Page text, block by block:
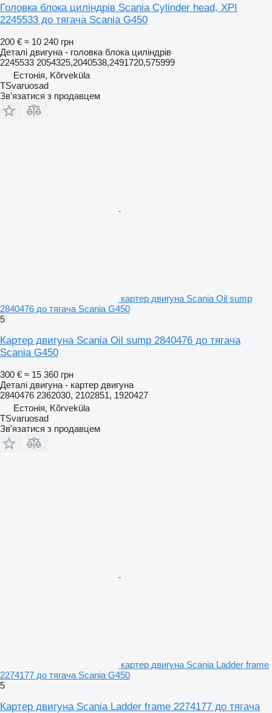
Головка блока циліндрів Scania Cylinder head, XPI
2245533 до тягача Scania G450
200 € ≈ 10 240 грн
Деталі двигуна - головка блока циліндрів
2245533 2054325,2040538,2491720,575999
Естонія, Kõrveküla
TSvaruosad
Зв'язатися з продавцем
картер двигуна Scania Oil sump
2840476 до тягача Scania G450
5
Картер двигуна Scania Oil sump 2840476 до тягача
Scania G450
300 € ≈ 15 360 грн
Деталі двигуна - картер двигуна
2840476 2362030, 2102851, 1920427
Естонія, Kõrveküla
TSvaruosad
Зв'язатися з продавцем
картер двигуна Scania Ladder frame
2274177 до тягача Scania G450
5
Картер двигуна Scania Ladder frame 2274177 до тягача